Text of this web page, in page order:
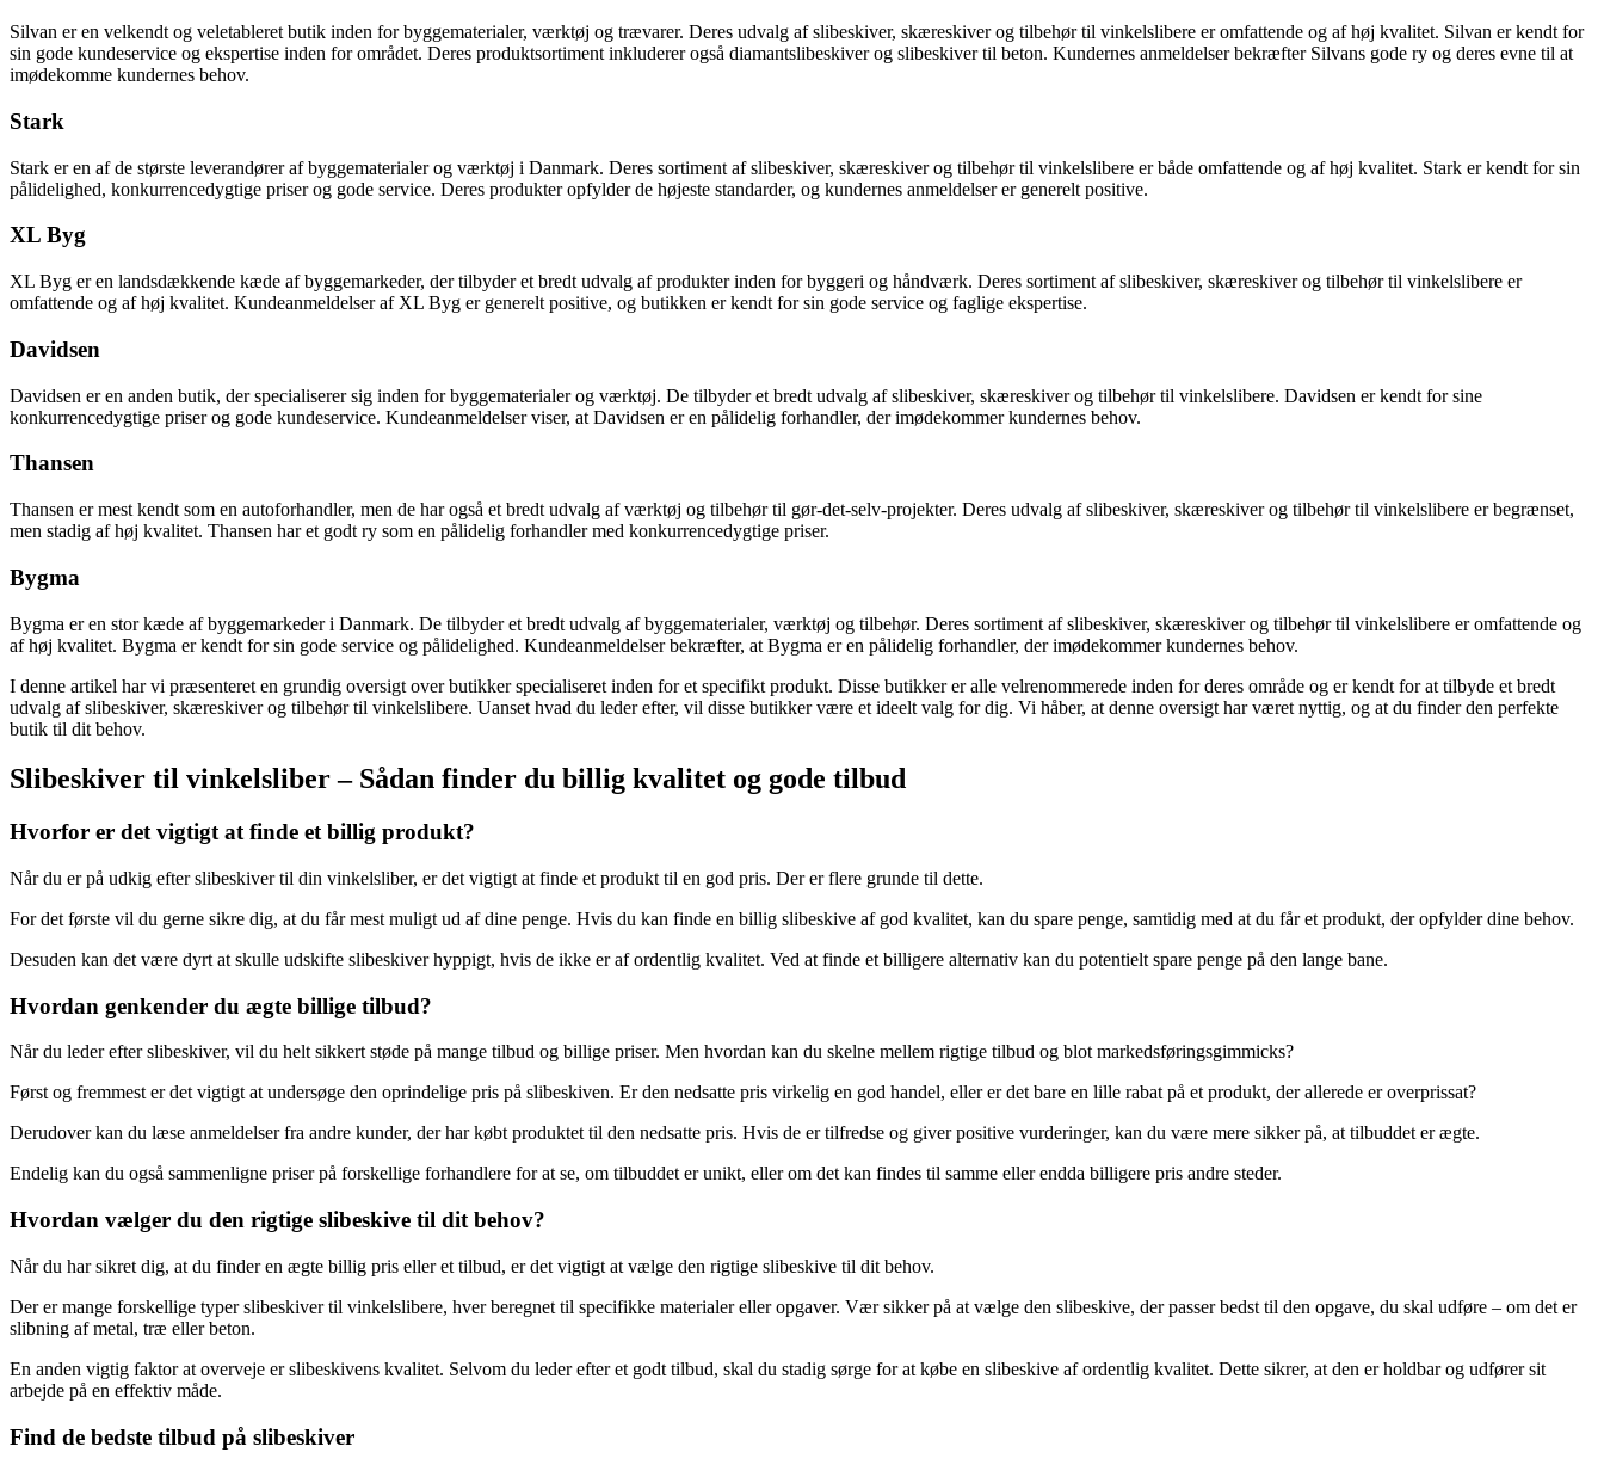
Silvan er en velkendt og veletableret butik inden for byggematerialer, værktøj og trævarer. Deres udvalg af slibeskiver, skæreskiver og tilbehør til vinkelslibere er omfattende og af høj kvalitet. Silvan er kendt for
sin gode kundeservice og ekspertise inden for området. Deres produktsortiment inkluderer også diamantslibeskiver og slibeskiver til beton. Kundernes anmeldelser bekræfter Silvans gode ry og deres evne til at
imødekomme kundernes behov.
Stark
Stark er en af de største leverandører af byggematerialer og værktøj i Danmark. Deres sortiment af slibeskiver, skæreskiver og tilbehør til vinkelslibere er både omfattende og af høj kvalitet. Stark er kendt for sin
pålidelighed, konkurrencedygtige priser og gode service. Deres produkter opfylder de højeste standarder, og kundernes anmeldelser er generelt positive.
XL Byg
XL Byg er en landsdækkende kæde af byggemarkeder, der tilbyder et bredt udvalg af produkter inden for byggeri og håndværk. Deres sortiment af slibeskiver, skæreskiver og tilbehør til vinkelslibere er
omfattende og af høj kvalitet. Kundeanmeldelser af XL Byg er generelt positive, og butikken er kendt for sin gode service og faglige ekspertise.
Davidsen
Davidsen er en anden butik, der specialiserer sig inden for byggematerialer og værktøj. De tilbyder et bredt udvalg af slibeskiver, skæreskiver og tilbehør til vinkelslibere. Davidsen er kendt for sine
konkurrencedygtige priser og gode kundeservice. Kundeanmeldelser viser, at Davidsen er en pålidelig forhandler, der imødekommer kundernes behov.
Thansen
Thansen er mest kendt som en autoforhandler, men de har også et bredt udvalg af værktøj og tilbehør til gør-det-selv-projekter. Deres udvalg af slibeskiver, skæreskiver og tilbehør til vinkelslibere er begrænset,
men stadig af høj kvalitet. Thansen har et godt ry som en pålidelig forhandler med konkurrencedygtige priser.
Bygma
Bygma er en stor kæde af byggemarkeder i Danmark. De tilbyder et bredt udvalg af byggematerialer, værktøj og tilbehør. Deres sortiment af slibeskiver, skæreskiver og tilbehør til vinkelslibere er omfattende og
af høj kvalitet. Bygma er kendt for sin gode service og pålidelighed. Kundeanmeldelser bekræfter, at Bygma er en pålidelig forhandler, der imødekommer kundernes behov.
I denne artikel har vi præsenteret en grundig oversigt over butikker specialiseret inden for et specifikt produkt. Disse butikker er alle velrenommerede inden for deres område og er kendt for at tilbyde et bredt
udvalg af slibeskiver, skæreskiver og tilbehør til vinkelslibere. Uanset hvad du leder efter, vil disse butikker være et ideelt valg for dig. Vi håber, at denne oversigt har været nyttig, og at du finder den perfekte
butik til dit behov.
Slibeskiver til vinkelsliber – Sådan finder du billig kvalitet og gode tilbud
Hvorfor er det vigtigt at finde et billig produkt?
Når du er på udkig efter slibeskiver til din vinkelsliber, er det vigtigt at finde et produkt til en god pris. Der er flere grunde til dette.
For det første vil du gerne sikre dig, at du får mest muligt ud af dine penge. Hvis du kan finde en billig slibeskive af god kvalitet, kan du spare penge, samtidig med at du får et produkt, der opfylder dine behov.
Desuden kan det være dyrt at skulle udskifte slibeskiver hyppigt, hvis de ikke er af ordentlig kvalitet. Ved at finde et billigere alternativ kan du potentielt spare penge på den lange bane.
Hvordan genkender du ægte billige tilbud?
Når du leder efter slibeskiver, vil du helt sikkert støde på mange tilbud og billige priser. Men hvordan kan du skelne mellem rigtige tilbud og blot markedsføringsgimmicks?
Først og fremmest er det vigtigt at undersøge den oprindelige pris på slibeskiven. Er den nedsatte pris virkelig en god handel, eller er det bare en lille rabat på et produkt, der allerede er overprissat?
Derudover kan du læse anmeldelser fra andre kunder, der har købt produktet til den nedsatte pris. Hvis de er tilfredse og giver positive vurderinger, kan du være mere sikker på, at tilbuddet er ægte.
Endelig kan du også sammenligne priser på forskellige forhandlere for at se, om tilbuddet er unikt, eller om det kan findes til samme eller endda billigere pris andre steder.
Hvordan vælger du den rigtige slibeskive til dit behov?
Når du har sikret dig, at du finder en ægte billig pris eller et tilbud, er det vigtigt at vælge den rigtige slibeskive til dit behov.
Der er mange forskellige typer slibeskiver til vinkelslibere, hver beregnet til specifikke materialer eller opgaver. Vær sikker på at vælge den slibeskive, der passer bedst til den opgave, du skal udføre – om det er
slibning af metal, træ eller beton.
En anden vigtig faktor at overveje er slibeskivens kvalitet. Selvom du leder efter et godt tilbud, skal du stadig sørge for at købe en slibeskive af ordentlig kvalitet. Dette sikrer, at den er holdbar og udfører sit
arbejde på en effektiv måde.
Find de bedste tilbud på slibeskiver